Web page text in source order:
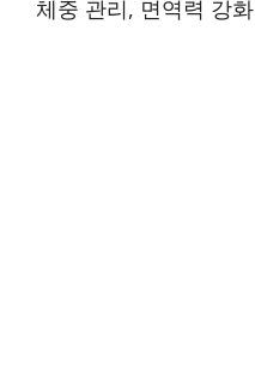
체중 관리, 면역력 강화